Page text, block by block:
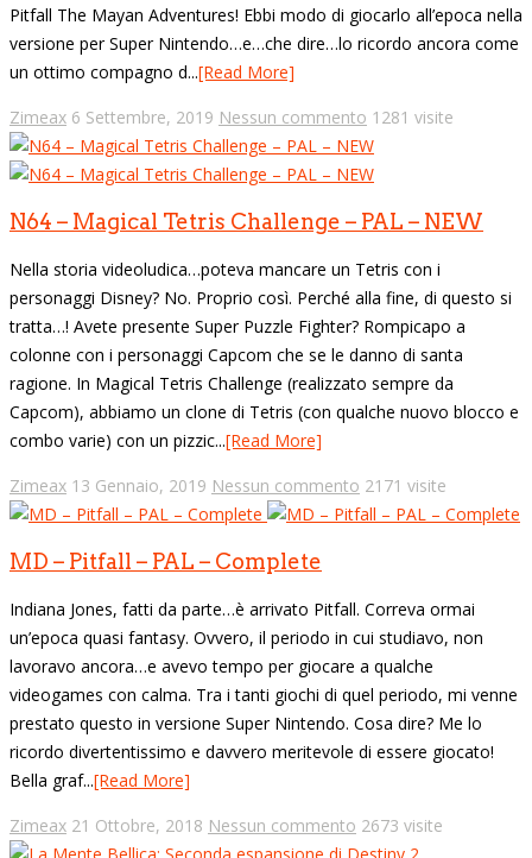
Pitfall The Mayan Adventures! Ebbi modo di giocarlo all’epoca nella
versione per Super Nintendo…e…che dire…lo ricordo ancora come
un ottimo compagno d...[Read More]
Zimeax 6 Settembre, 2019 Nessun commento 1281 visite
N64 – Magical Tetris Challenge – PAL – NEW
Nella storia videoludica…poteva mancare un Tetris con i
personaggi Disney? No. Proprio così. Perché alla fine, di questo si
tratta…! Avete presente Super Puzzle Fighter? Rompicapo a
colonne con i personaggi Capcom che se le danno di santa
ragione. In Magical Tetris Challenge (realizzato sempre da
Capcom), abbiamo un clone di Tetris (con qualche nuovo blocco e
combo varie) con un pizzic...[Read More]
Zimeax 13 Gennaio, 2019 Nessun commento 2171 visite
MD – Pitfall – PAL – Complete
Indiana Jones, fatti da parte…è arrivato Pitfall. Correva ormai
un’epoca quasi fantasy. Ovvero, il periodo in cui studiavo, non
lavoravo ancora…e avevo tempo per giocare a qualche
videogames con calma. Tra i tanti giochi di quel periodo, mi venne
prestato questo in versione Super Nintendo. Cosa dire? Me lo
ricordo divertentissimo e davvero meritevole di essere giocato!
Bella graf...[Read More]
Zimeax 21 Ottobre, 2018 Nessun commento 2673 visite